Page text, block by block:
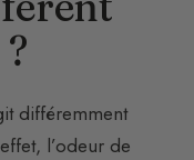
différemment
l’odeur de